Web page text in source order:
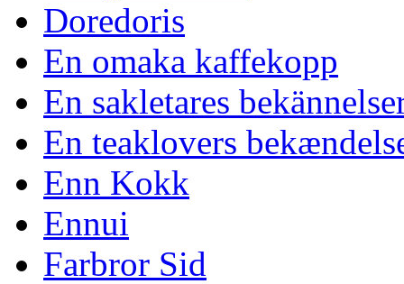
Doredoris
En omaka kaffekopp
En sakletares
En teaklovers
Enn Kokk
Ennui
Farbror Sid